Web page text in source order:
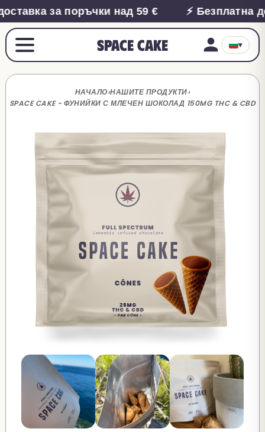
за поръчки над 59 € ⚡ Безплатна
Space Cake ▾
НАЧАЛО›НАШИТЕ ПРОДУКТИ›
SPACE CAKE - ФУНИЙКИ С МЛЕЧЕН ШОКОЛАД 150MG THC & CBD